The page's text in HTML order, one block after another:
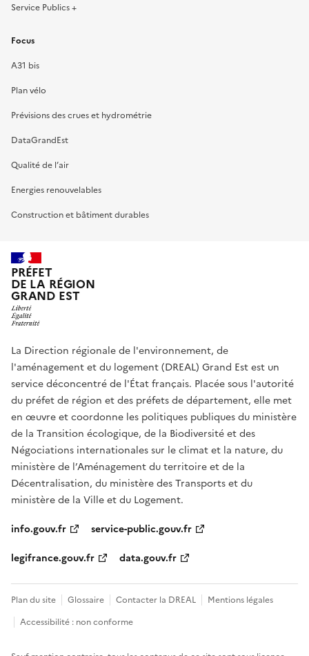
Service Publics +
Focus
A31 bis
Plan vélo
Prévisions des crues et hydrométrie
DataGrandEst
Qualité de l’air
Energies renouvelables
Construction et bâtiment durables
PRÉFET
DE LA RÉGION
GRAND EST
La Direction régionale de l'environnement, de
l'aménagement et du logement (DREAL) Grand Est est un
service déconcentré de l'État français. Placée sous l'autorité
du préfet de région et des préfets de département, elle met
en œuvre et coordonne les politiques publiques du ministère
de la Transition écologique, de la Biodiversité et des
Négociations internationales sur le climat et la nature, du
ministère de l’Aménagement du territoire et de la
Décentralisation, du ministère des Transports et du
ministère de la Ville et du Logement.
info.gouv.fr
service-public.gouv.fr
legifrance.gouv.fr
data.gouv.fr
Plan du site Glossaire Contacter la DREAL
Mentions légales
Accessibilité : non conforme